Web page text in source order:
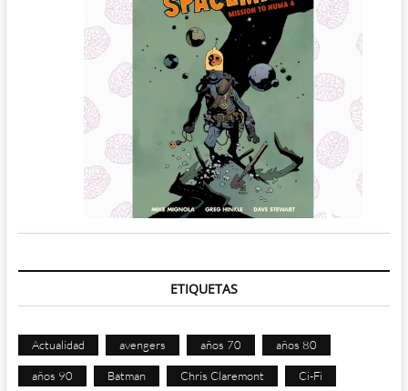
ETIQUETAS
Actualidad avengers años 70 años 80
años 90 Batman Chris Claremont Ci-Fi